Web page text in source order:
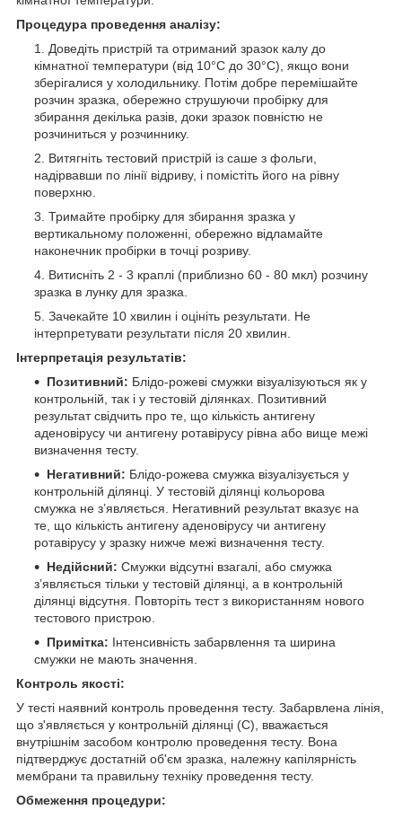
Процедура проведення аналізу:
Доведіть пристрій та отриманий зразок калу до
кімнатної температури (від 10°C до 30°C), якщо вони
зберігалися у холодильнику. Потім добре перемішайте
розчин зразка, обережно струшуючи пробірку для
збирання декілька разів, доки зразок повністю не
розчиниться у розчиннику.
Витягніть тестовий пристрій із саше з фольги,
надірвавши по лінії відриву, і помістіть його на рівну
поверхню.
Тримайте пробірку для збирання зразка у
вертикальному положенні, обережно відламайте
наконечник пробірки в точці розриву.
Витисніть 2 - 3 краплі (приблизно 60 - 80 мкл) розчину
зразка в лунку для зразка.
Зачекайте 10 хвилин і оцініть результати. Не
інтерпретувати результати після 20 хвилин.
Інтерпретація результатів:
Позитивний: Блідо-рожеві смужки візуалізуються як у
контрольній, так і у тестовій ділянках. Позитивний
результат свідчить про те, що кількість антигену
аденовірусу чи антигену ротавірусу рівна або вище межі
визначення тесту.
Негативний: Блідо-рожева смужка візуалізується у
контрольній ділянці. У тестовій ділянці кольорова
смужка не з’являється. Негативний результат вказує на
те, що кількість антигену аденовірусу чи антигену
ротавірусу у зразку нижче межі визначення тесту.
Недійсний: Смужки відсутні взагалі, або смужка
з’являється тільки у тестовій ділянці, а в контрольній
ділянці відсутня. Повторіть тест з використанням нового
тестового пристрою.
Примітка: Інтенсивність забарвлення та ширина
смужки не мають значення.
Контроль якості:
У тесті наявний контроль проведення тесту. Забарвлена лінія,
що з'являється у контрольній ділянці (C), вважається
внутрішнім засобом контролю проведення тесту. Вона
підтверджує достатній об'єм зразка, належну капілярність
мембрани та правильну техніку проведення тесту.
Обмеження процедури: